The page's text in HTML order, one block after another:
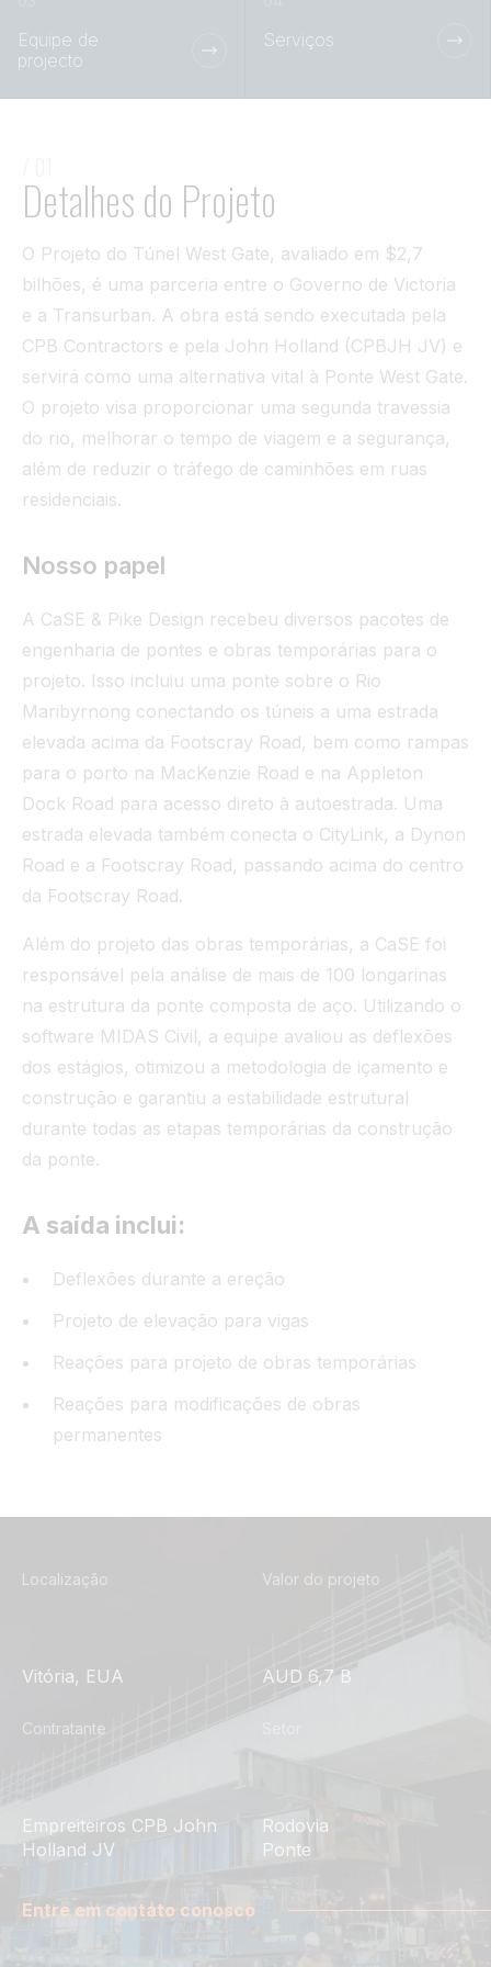
Equipe de
projecto
Serviços
Detalhes do Projeto
O Projeto do Túnel West Gate, avaliado em $2,7
bilhões, é uma parceria entre o Governo de Victoria
e a Transurban. A obra está sendo executada pela
CPB Contractors e pela John Holland (CPBJH JV) e
servirá como uma alternativa vital à Ponte West Gate.
O projeto visa proporcionar uma segunda travessia
do rio, melhorar o tempo de viagem e a segurança,
além de reduzir o tráfego de caminhões em ruas
residenciais.
Nosso papel
A CaSE & Pike Design recebeu diversos pacotes de
engenharia de pontes e obras temporárias para o
projeto. Isso incluiu uma ponte sobre o Rio
Maribyrnong conectando os túneis a uma estrada
elevada acima da Footscray Road, bem como rampas
para o porto na MacKenzie Road e na Appleton
Dock Road para acesso direto à autoestrada. Uma
estrada elevada também conecta o CityLink, a Dynon
Road e a Footscray Road, passando acima do centro
da Footscray Road.
Além do projeto das obras temporárias, a CaSE foi
responsável pela análise de mais de 100 longarinas
na estrutura da ponte composta de aço. Utilizando o
software MIDAS Civil, a equipe avaliou as deflexões
dos estágios, otimizou a metodologia de içamento e
construção e garantiu a estabilidade estrutural
durante todas as etapas temporárias da construção
da ponte.
A saída inclui:
Deflexões durante a ereção
Projeto de elevação para vigas
Reações para projeto de obras temporárias
Reações para modificações de obras
permanentes
Localização
Vitória, EUA
Valor do projeto
AUD 6,7 B
Contratante
Empreiteiros CPB John
Holland JV
Rodovia
Ponte
Entre em contato conosco